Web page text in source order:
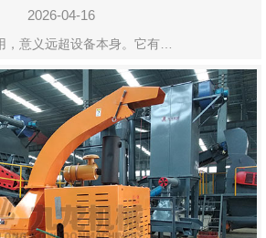
式
2026-04-16
，意义远超设备本身。它有…